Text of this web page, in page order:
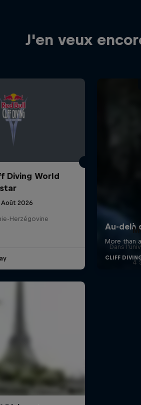
J'en veux
Diving World
Août 2026
Herzégovine
Dans
4